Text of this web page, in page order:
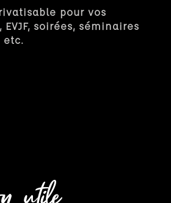
pour vos
soirées, séminaires
etc.